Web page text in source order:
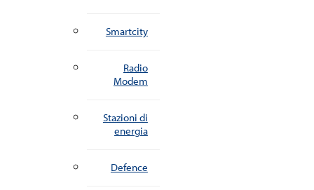
Smartcity
Radio
Modem
Stazioni di
energia
Defence